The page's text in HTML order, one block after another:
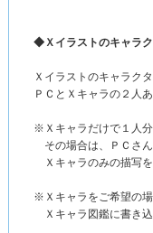
◆Ｘイラストのキャラ
Ｘイラストのキャラクタ
ＰＣとＸキャラの２人あ
※Ｘキャラだけで１人分
その場合は、ＰＣさん
Ｘキャラのみの描写を
※Ｘキャラをご希望の場
Ｘキャラ図鑑に書き込